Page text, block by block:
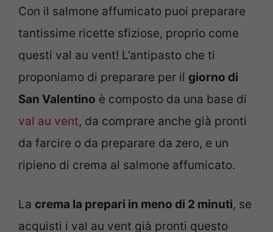
Con il salmone affumicato puoi preparare
tantissime ricette sfiziose, proprio come
questi val au vent! L’antipasto che ti
proponiamo di preparare per il giorno di
San Valentino è composto da una base di
val au vent, da comprare anche già pronti
da farcire o da preparare da zero, e un
ripieno di crema al salmone affumicato.
La crema la prepari in meno di 2 minuti, se
acquisti i val au vent già pronti questo